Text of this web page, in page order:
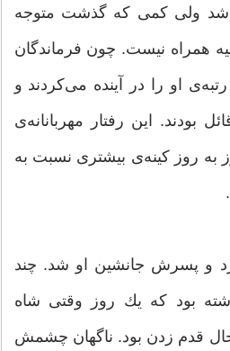
شد ولی كمی كه گذشت متوجه
همراه نیست. چون فرماندگان
او را در آینده می‌كردند و
بودند. این رفتار مهربانانه‌ی
به روز كینه‌ی بیشتری نسبت به
و پسرش جانشین او شد. چند
بود كه یك روز وقتی شاه
قدم زدن بود. ناگهان چشمش